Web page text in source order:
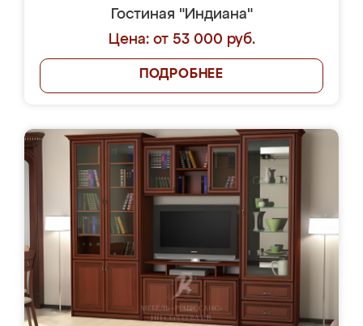
Гостиная "Индиана"
Цена: от 53 000 руб.
ПОДРОБНЕЕ